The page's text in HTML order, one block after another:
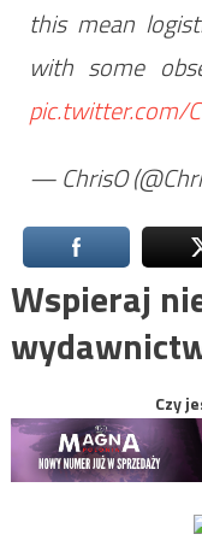
this mean
with some
pic.twitter.com/
— ChrisO
Wspieraj
Czy